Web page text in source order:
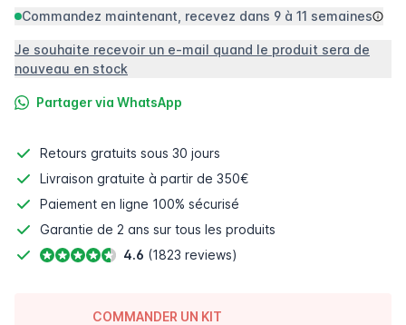
Commandez maintenant, recevez dans 9 à 11 semaines
Je souhaite recevoir un e-mail quand le produit sera de
nouveau en stock
Partager via WhatsApp
Retours gratuits sous 30 jours
Livraison gratuite à partir de 350€
Paiement en ligne 100% sécurisé
Garantie de 2 ans sur tous les produits
4.6 (1823 reviews)
COMMANDER UN KIT